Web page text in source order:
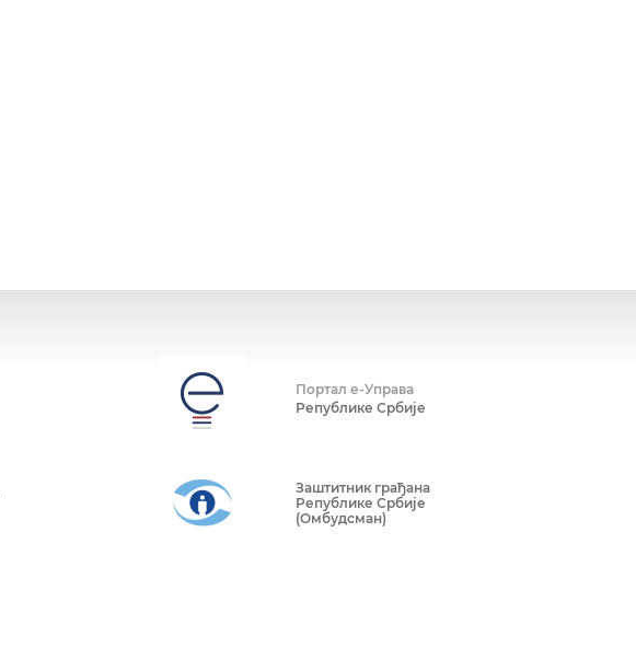
Портал е-Управа
Републике Србије
Заштитник грађана
Републике Србије
(Омбудсман)